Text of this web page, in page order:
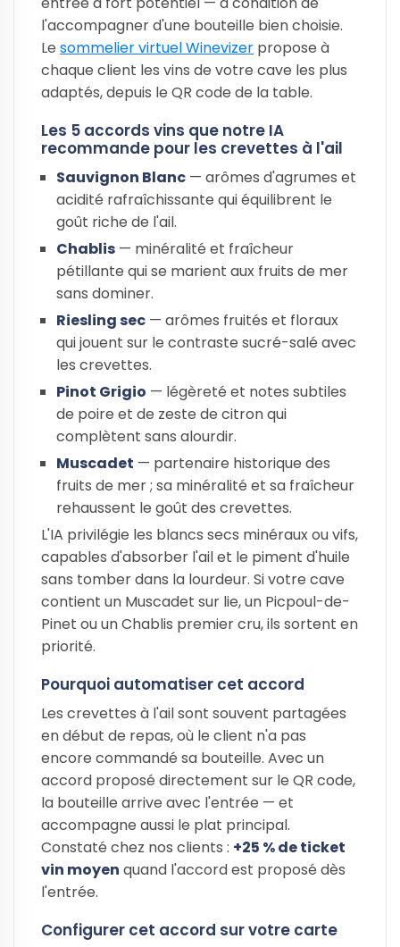
l'accompagner d'une bouteille bien choisie.
Le sommelier virtuel Winevizer propose à
chaque client les vins de votre cave les plus
adaptés, depuis le QR code de la table.
Les 5 accords vins que notre IA
recommande pour les crevettes à l'ail
Sauvignon Blanc — arômes d'agrumes et
acidité rafraîchissante qui équilibrent le
goût riche de l'ail.
Chablis — minéralité et fraîcheur
pétillante qui se marient aux fruits de mer
sans dominer.
Riesling sec — arômes fruités et floraux
qui jouent sur le contraste sucré-salé avec
les crevettes.
Pinot Grigio — légèreté et notes subtiles
de poire et de zeste de citron qui
complètent sans alourdir.
Muscadet — partenaire historique des
fruits de mer ; sa minéralité et sa fraîcheur
rehaussent le goût des crevettes.
L'IA privilégie les blancs secs minéraux ou vifs,
capables d'absorber l'ail et le piment d'huile
sans tomber dans la lourdeur. Si votre cave
contient un Muscadet sur lie, un Picpoul-de-
Pinet ou un Chablis premier cru, ils sortent en
priorité.
Pourquoi automatiser cet accord
Les crevettes à l'ail sont souvent partagées
en début de repas, où le client n'a pas
encore commandé sa bouteille. Avec un
accord proposé directement sur le QR code,
la bouteille arrive avec l'entrée — et
accompagne aussi le plat principal.
Constaté chez nos clients : +25 % de ticket
vin moyen quand l'accord est proposé dès
l'entrée.
Configurer cet accord sur votre carte